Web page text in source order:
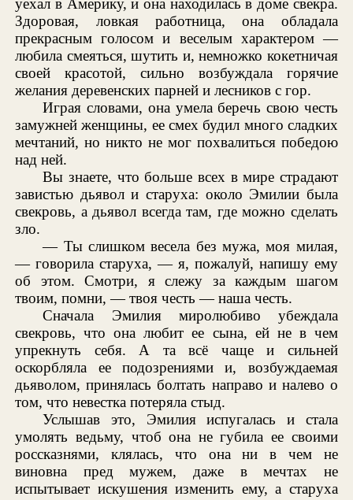
уехал в Америку, и она находилась в доме свекра.
Здоровая, ловкая работница, она обладала
прекрасным голосом и веселым характером —
любила смеяться, шутить и, немножко кокетничая
своей красотой, сильно возбуждала горячие
желания деревенских парней и лесников с гор.
Играя словами, она умела беречь свою честь
замужней женщины, ее смех будил много сладких
мечтаний, но никто не мог похвалиться победою
над ней.
Вы знаете, что больше всех в мире страдают
завистью дьявол и старуха: около Эмилии была
свекровь, а дьявол всегда там, где можно сделать
зло.
— Ты слишком весела без мужа, моя милая,
— говорила старуха, — я, пожалуй, напишу ему
об этом. Смотри, я слежу за каждым шагом
твоим, помни, — твоя честь — наша честь.
Сначала Эмилия миролюбиво убеждала
свекровь, что она любит ее сына, ей не в чем
упрекнуть себя. А та всё чаще и сильней
оскорбляла ее подозрениями и, возбуждаемая
дьяволом, принялась болтать направо и налево о
том, что невестка потеряла стыд.
Услышав это, Эмилия испугалась и стала
умолять ведьму, чтоб она не губила ее своими
россказнями, клялась, что она ни в чем не
виновна пред мужем, даже в мечтах не
испытывает искушения изменить ему, а старуха